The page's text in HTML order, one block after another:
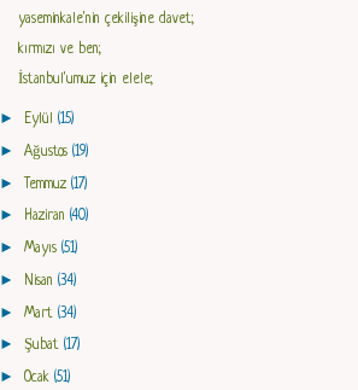
yaseminkale'nin çekilişine davet;
kırmızı ve ben;
İstanbul'umuz için elele;
► Eylül (15)
► Ağustos (19)
►Temmuz (17)
► Haziran (40)
► Mayıs (51)
► Nisan (34)
► Mart (34)
► Şubat (17)
► Ocak (51)